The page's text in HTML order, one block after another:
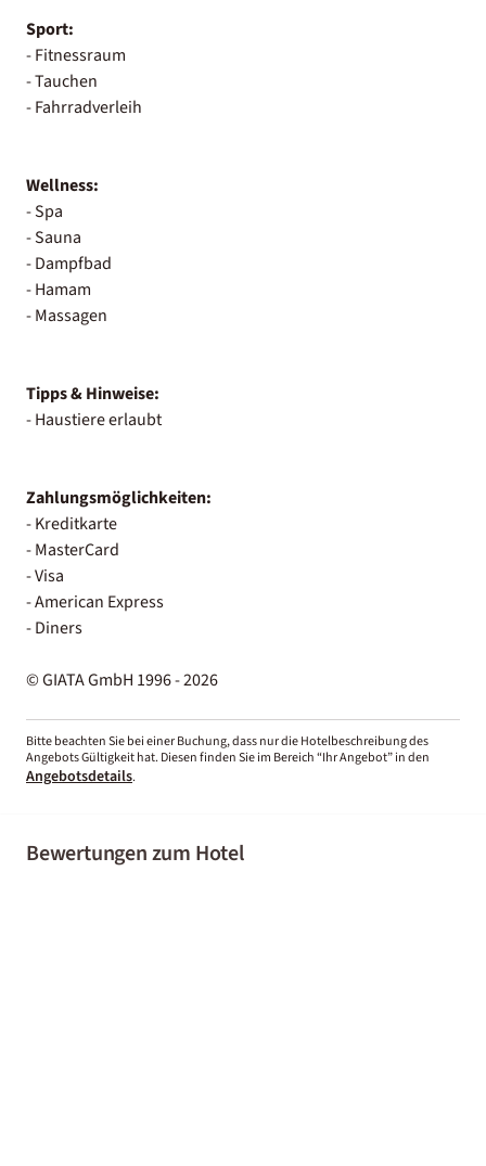
Sport:
- Fitnessraum
- Tauchen
- Fahrradverleih
Wellness:
- Spa
- Sauna
- Dampfbad
- Hamam
- Massagen
Tipps & Hinweise:
- Haustiere erlaubt
Zahlungsmöglichkeiten:
- Kreditkarte
- MasterCard
- Visa
- American Express
- Diners
© GIATA GmbH 1996 - 2026
Bitte beachten Sie bei einer Buchung, dass nur die Hotelbeschreibung des
Angebots Gültigkeit hat. Diesen finden Sie im Bereich “Ihr Angebot” in den
Angebotsdetails.
Bewertungen zum Hotel